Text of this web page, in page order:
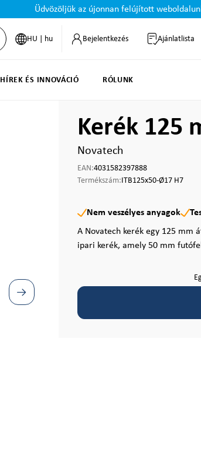
Üdvözöljük az újonnan felújított
HU | hu Bejelentkezés Ajánlatlista
HÍREK ÉS INNOVÁCIÓ RÓLUNK
Kerék 125
Novatech
EAN:4031582397888
Termékszám:ITB125x50-Ø17 H7
Nem veszélyes anyagok
A Novatech kerék egy 125
ipari kerék, amely 50 mm